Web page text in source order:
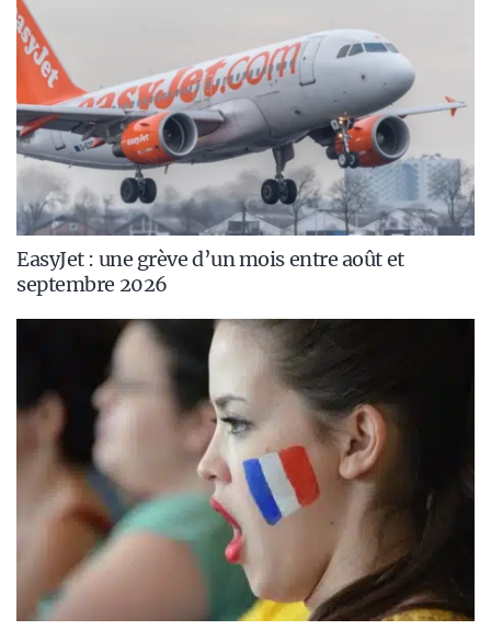
EasyJet : une grève d’un mois entre août et
septembre 2026